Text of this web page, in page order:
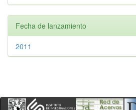
Fecha de lanzamiento
2011